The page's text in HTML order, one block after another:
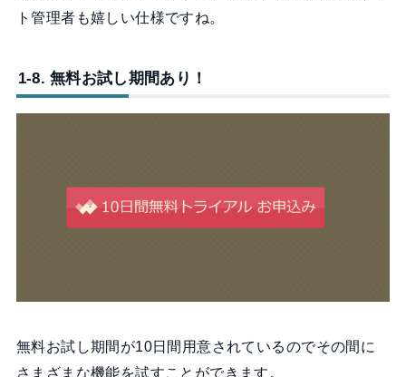
ト管理者も嬉しい仕様ですね。
1-8. 無料お試し期間あり！
無料お試し期間が10日間用意されているのでその間に
さまざまな機能を試すことができます。